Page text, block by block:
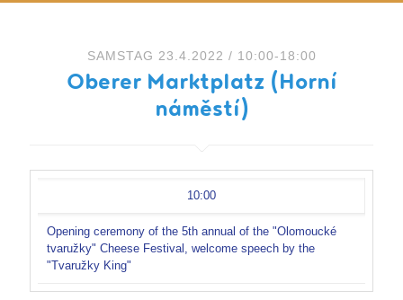
SAMSTAG 23.4.2022 / 10:00-18:00
Oberer Marktplatz (Horní
náměstí)
10:00
Opening ceremony of the 5th annual of the "Olomoucké
tvaružky" Cheese Festival, welcome speech by the
"Tvaružky King"